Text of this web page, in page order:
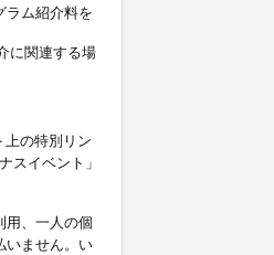
ラム紹介料を
に関連する場
上の特別リン
スイベント」
用、一人の個
いません。い